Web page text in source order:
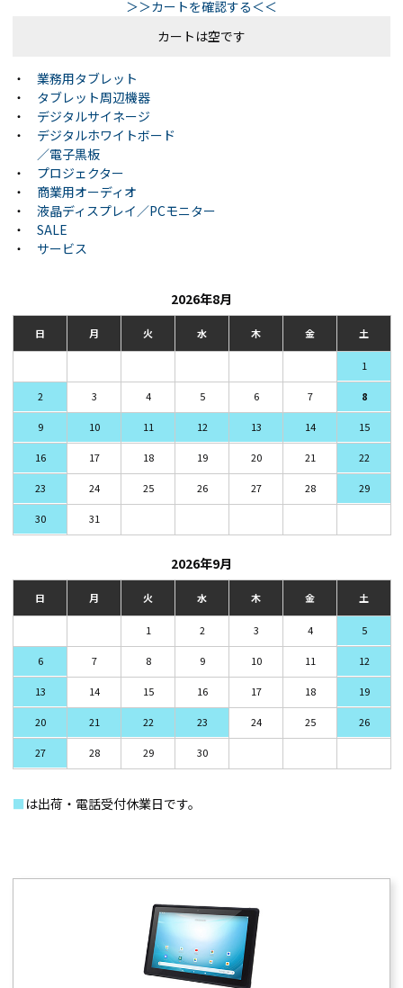
＞＞カートを確認する＜＜
カートは空です
・
業務用タブレット
・
タブレット周辺機器
・
デジタルサイネージ
・
デジタルホワイトボード
／電子黒板
・
プロジェクター
・
商業用オーディオ
・
液晶ディスプレイ／PCモニター
・
SALE
・
サービス
2026年8月
日 月 火 水 木 金 土
1
2 3 4 5 6 7 8
9 10 11 12 13 14 15
16 17 18 19 20 21 22
23 24 25 26 27 28 29
30 31
2026年9月
日 月 火 水 木 金 土
1 2 3 4 5
6 7 8 9 10 11 12
13 14 15 16 17 18 19
20 21 22 23 24 25 26
27 28 29 30
■ は出荷・電話受付休業日です。